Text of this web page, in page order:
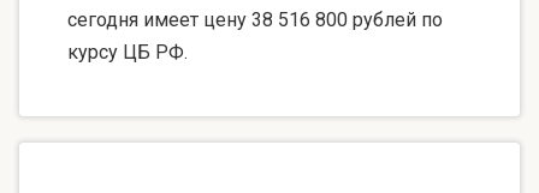
сегодня имеет цену 38 516 800 рублей по
курсу ЦБ РФ.